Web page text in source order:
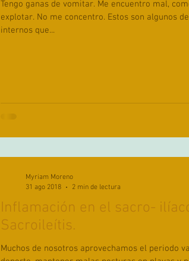
Tengo ganas de vomitar. Me encuentro mal, como si fuera a
explotar. No me concentro. Estos son algunos de los mensajes
internos que...
Inflamación en el sacro-
Sacroileítis.
Muchos de nosotros aprovechamos el periodo
Myriam Moreno
31 ago 2018
2 min de lectura